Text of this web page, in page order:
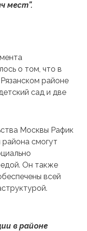
мест”.
о том, что в
районе
сад и две
Москвы Рафик
района смогут
Он также
всей
в районе